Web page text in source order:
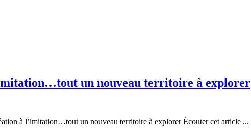
un nouveau territoire à explorer
à l’imitation…tout un nouveau territoire à explorer Écouter cet article ...